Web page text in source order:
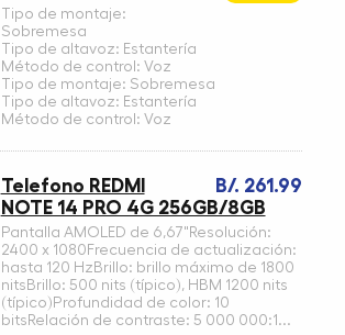
Tipo de montaje:
Sobremesa
Tipo de altavoz: Estantería
Método de control: Voz
Tipo de montaje: Sobremesa
Tipo de altavoz: Estantería
Método de control: Voz
B/. 261.99
Telefono REDMI
NOTE 14 PRO 4G 256GB/8GB
Pantalla AMOLED de 6,67"Resolución:
2400 x 1080Frecuencia de actualización:
hasta 120 HzBrillo: brillo máximo de 1800
nitsBrillo: 500 nits (típico), HBM 1200 nits
(típico)Profundidad de color: 10
bitsRelación de contraste: 5 000 000:1...